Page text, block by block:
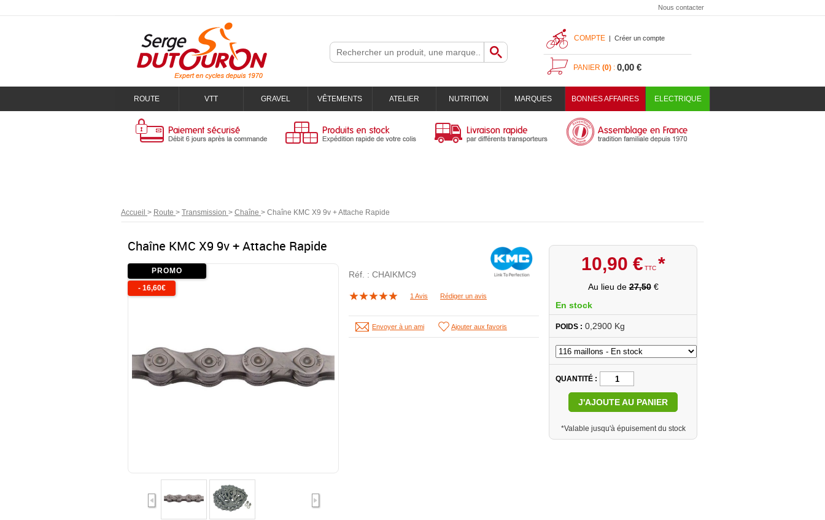
Nous contacter
COMPTE | Créer un compte
PANIER (0) : 0,00 €
ROUTE VTT GRAVEL VÊTEMENTS ATELIER NUTRITION MARQUES BONNES AFFAIRES ELECTRIQUE
Accueil > Route > Transmission > Chaîne > Chaîne KMC X9 9v + Attache Rapide
Chaîne KMC X9 9v + Attache Rapide
PROMO
- 16,60€
Réf. : CHAIKMC9
1 Avis Rédiger un avis
Envoyer à un ami Ajouter aux favoris
10,90 € TTC *
Au lieu de27,50€
En stock
POIDS : 0,2900 Kg
QUANTITÉ
J'AJOUTE AU PANIER
*Valable jusqu'à épuisement du stock